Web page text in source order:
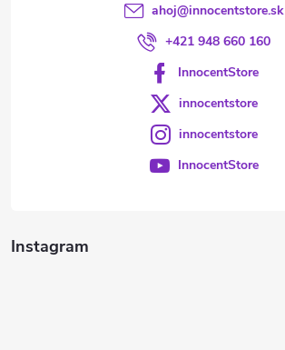
Instagram
ahoj@innocentstore.sk
+421 948 660 160
InnocentStore
innocentstore
innocentstore
InnocentStore